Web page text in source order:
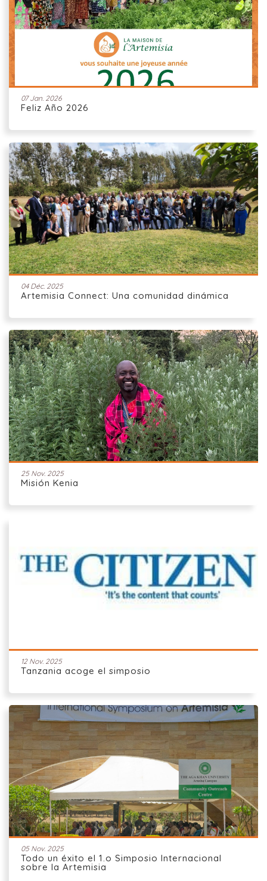
07 Jan. 2026
Feliz Año 2026
04 Déc. 2025
Artemisia Connect: Una comunidad dinámica
25 Nov. 2025
Misión Kenia
12 Nov. 2025
Tanzania acoge el simposio
05 Nov. 2025
Todo un éxito el 1.o Simposio Internacional
sobre la Artemisia